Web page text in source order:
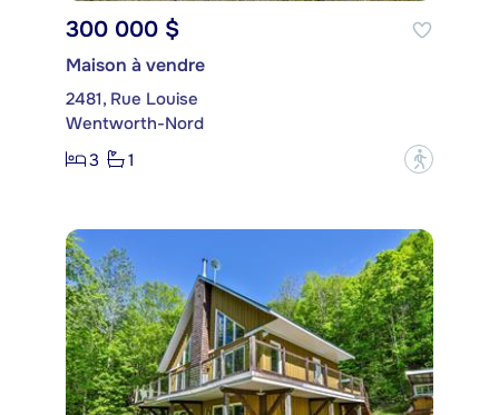
300 000 $
Maison à vendre
2481, Rue Louise
Wentworth-Nord
3
1 ?